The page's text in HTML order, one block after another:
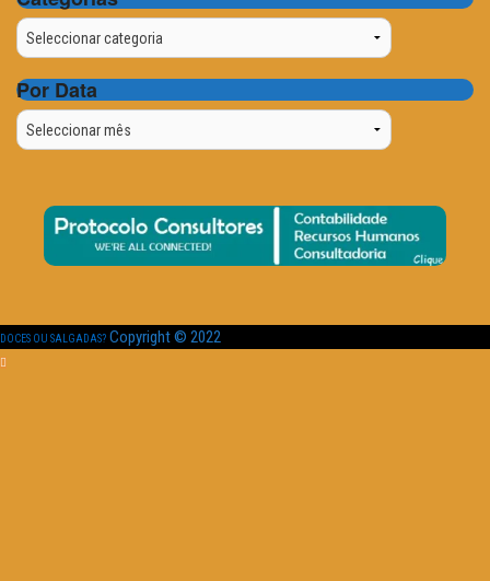
Categorias
Por Data
Por
Data
DOCES OU SALGADAS? Copyright © 2022